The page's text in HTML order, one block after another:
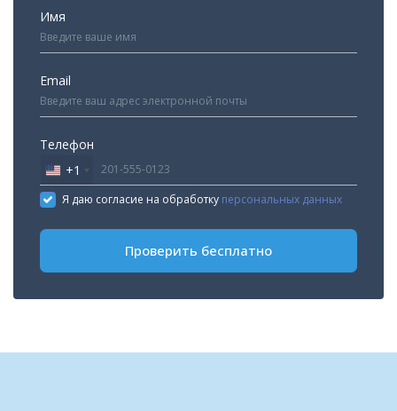
Имя
Email
Телефон
United
States
+1
+1
Я даю согласие на обработку персональных данных
Проверить бесплатно